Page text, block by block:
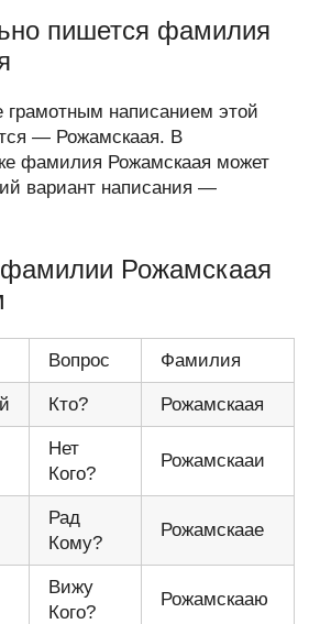
пишется фамилия
грамотным написанием этой
— Рожамскаая. В
фамилия Рожамскаая может
вариант написания —
Рожамскаая
Вопрос Фамилия
Кто? Рожамскаая
Нет
Кого?
Рожамскааи
Рад
Кому?
Рожамскаае
Вижу
Кого?
Рожамскааю